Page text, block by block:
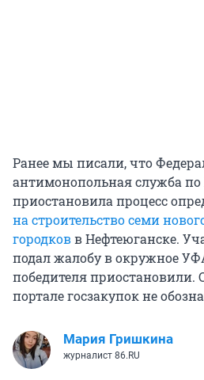
Ранее мы писали, что
антимонопольная служба
приостановила процесс
на строительство семи
городковв Нефтеюганске.
подал жалобу в окружное
победителя приостановили.
портале госзакупок не
Мария Гришкина
журналист 86.RU